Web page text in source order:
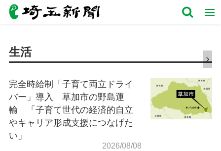
生活
完全時給制「子育て両立ドライ
バー」導入 草加市の野島運
輸 「子育て世代の経済的自立
やキャリア形成支援につなげた
い」
2026/08/08